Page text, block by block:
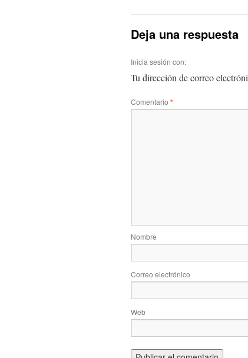
Deja una respuesta
Inicia sesión con:
Tu dirección de correo
Comentario *
Nombre
Correo electrónico
Web